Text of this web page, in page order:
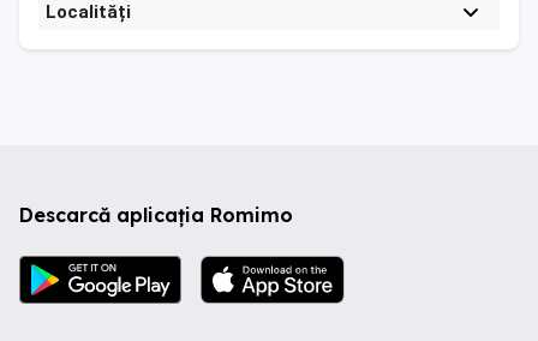
Localități
Descarcă aplicația Romimo